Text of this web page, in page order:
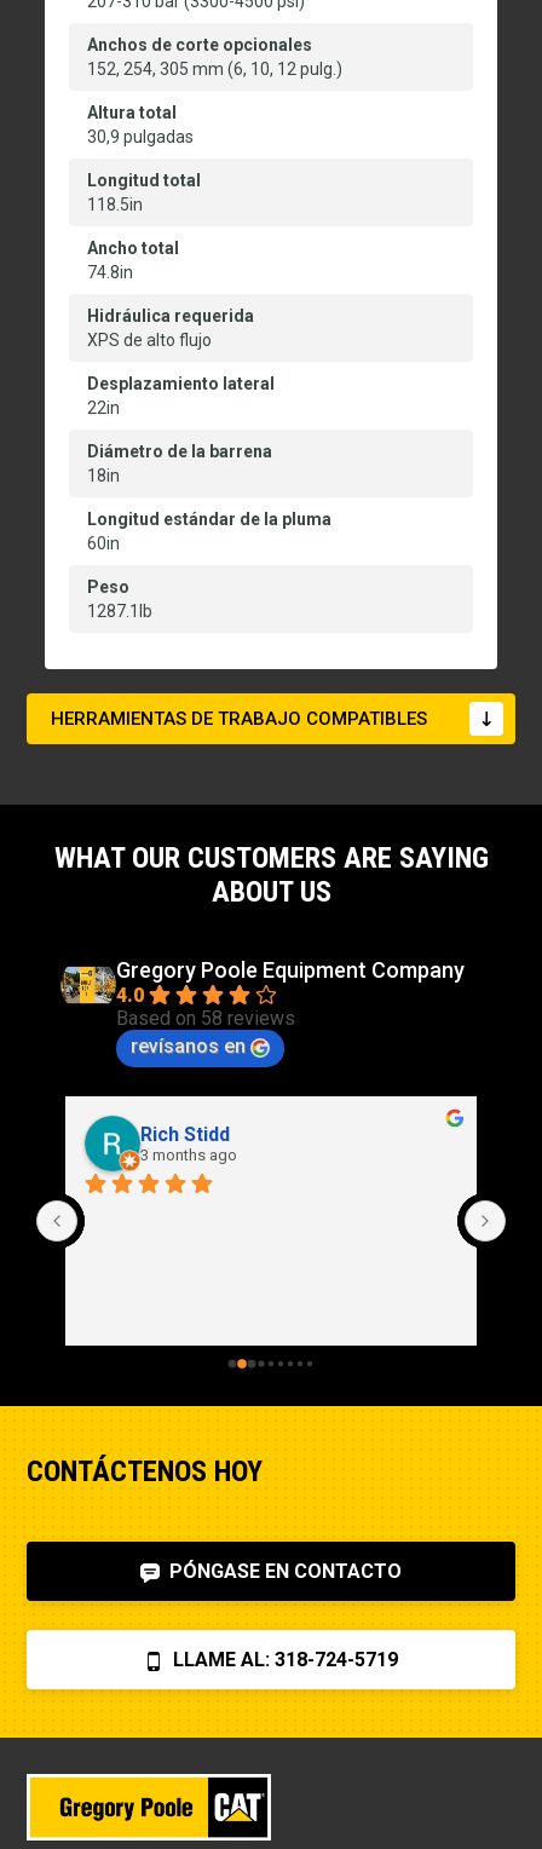
Anchos de corte opcionales
152, 254, 305 mm (6, 10, 12 pulg.)
Altura total
30,9 pulgadas
Longitud total
118.5in
Ancho total
74.8in
Hidráulica requerida
XPS de alto flujo
Desplazamiento lateral
22in
Diámetro de la barrena
18in
Longitud estándar de la pluma
60in
Peso
1287.1lb
HERRAMIENTAS DE TRABAJO COMPATIBLES
WHAT OUR CUSTOMERS ARE SAYING
ABOUT US
Gregory Poole Equipment Company
4.0
Based on 58 reviews
revísanos en
Rich Stidd
3 months ago
CONTÁCTENOS HOY
PÓNGASE EN CONTACTO
LLAME AL: 318-724-5719